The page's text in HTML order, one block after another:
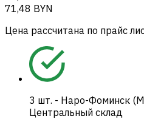
71,48 BYN
Цена рассчитана по прайс
3 шт. - Наро-Фоминск
Центральный склад